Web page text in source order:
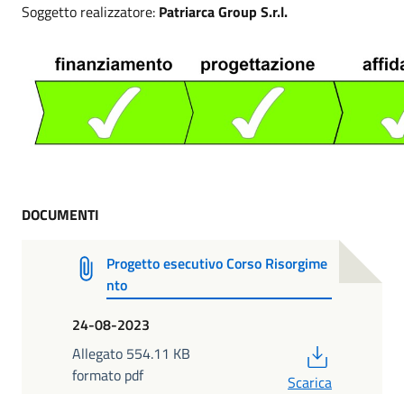
Soggetto realizzatore: Patriarca Group S.r.l.
DOCUMENTI
Progetto esecutivo Corso Risorgime
nto
24-08-2023
Allegato 554.11 KB
formato pdf
Scarica